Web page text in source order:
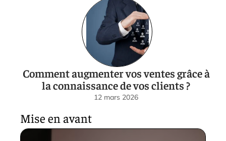
Comment augmenter vos ventes grâce à
la connaissance de vos clients ?
12 mars 2026
Mise en avant